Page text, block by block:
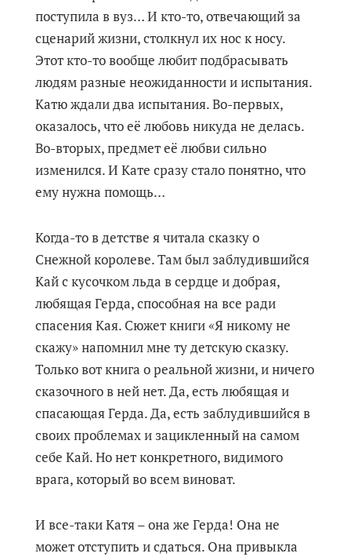
поступила в вуз… И кто-то, отвечающий за
сценарий жизни, столкнул их нос к носу.
Этот кто-то вообще любит подбрасывать
людям разные неожиданности и испытания.
Катю ждали два испытания. Во-первых,
оказалось, что её любовь никуда не делась.
Во-вторых, предмет её любви сильно
изменился. И Кате сразу стало понятно, что
ему нужна помощь…
Когда-то в детстве я читала сказку о
Снежной королеве. Там был заблудившийся
Кай с кусочком льда в сердце и добрая,
любящая Герда, способная на все ради
спасения Кая. Сюжет книги «Я никому не
скажу» напомнил мне ту детскую сказку.
Только вот книга о реальной жизни, и ничего
сказочного в ней нет. Да, есть любящая и
спасающая Герда. Да, есть заблудившийся в
своих проблемах и зацикленный на самом
себе Кай. Но нет конкретного, видимого
врага, который во всем виноват.
И все-таки Катя – она же Герда! Она не
может отступить и сдаться. Она привыкла